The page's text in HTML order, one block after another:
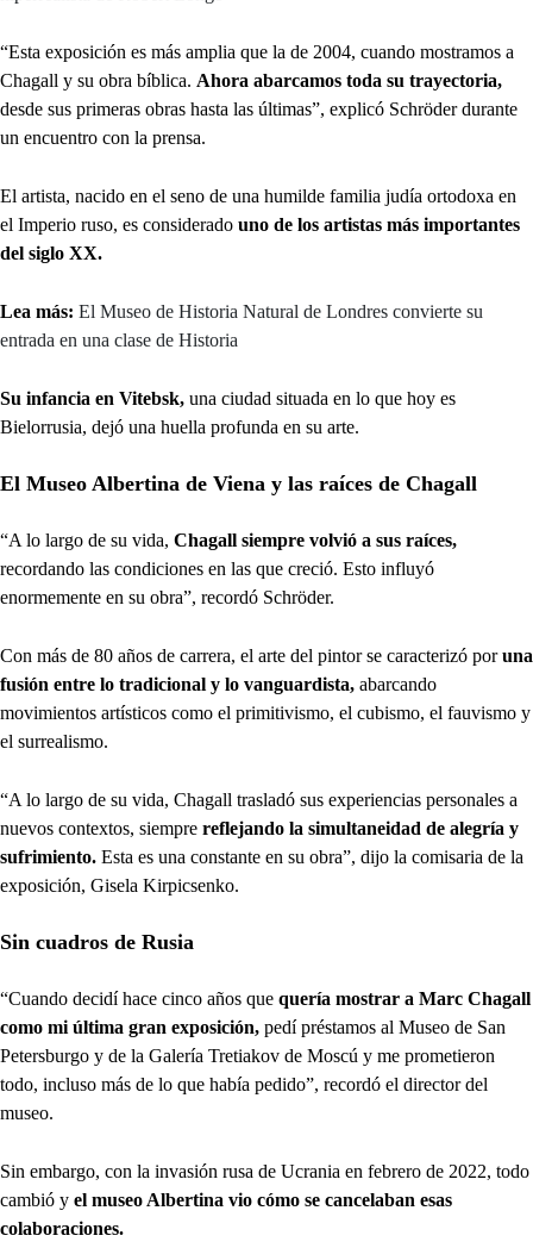
“Esta exposición es más amplia que la de 2004, cuando mostramos a
Chagall y su obra bíblica. Ahora abarcamos toda su trayectoria,
desde sus primeras obras hasta las últimas”, explicó Schröder durante
un encuentro con la prensa.
El artista, nacido en el seno de una humilde familia judía ortodoxa en
el Imperio ruso, es considerado uno de los artistas más importantes
del siglo XX.
Lea más: El Museo de Historia Natural de Londres convierte su
entrada en una clase de Historia
Su infancia en Vitebsk, una ciudad situada en lo que hoy es
Bielorrusia, dejó una huella profunda en su arte.
El Museo Albertina de Viena y las raíces de Chagall
“A lo largo de su vida, Chagall siempre volvió a sus raíces,
recordando las condiciones en las que creció. Esto influyó
enormemente en su obra”, recordó Schröder.
Con más de 80 años de carrera, el arte del pintor se caracterizó poruna
fusión entre lo tradicional y lo vanguardista, abarcando
movimientos artísticos como el primitivismo, el cubismo, el fauvismo y
el surrealismo.
“A lo largo de su vida, Chagall trasladó sus experiencias personales a
nuevos contextos, siempre reflejando la simultaneidad de alegría y
sufrimiento. Esta es una constante en su obra”, dijo la comisaria de la
exposición, Gisela Kirpicsenko.
Sin cuadros de Rusia
“Cuando decidí hace cinco años que quería mostrar a Marc Chagall
como mi última gran exposición, pedí préstamos al Museo de San
Petersburgo y de la Galería Tretiakov de Moscú y me prometieron
todo, incluso más de lo que había pedido”, recordó el director del
museo.
Sin embargo, con la invasión rusa de Ucrania en febrero de 2022, todo
cambió y el museo Albertina vio cómo se cancelaban esas
colaboraciones.